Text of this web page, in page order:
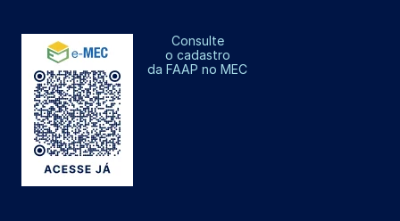
Consulte
o cadastro
da FAAP no MEC